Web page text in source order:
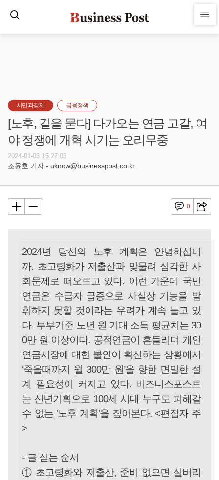
시민과경제 금융정책
[노후, 길을 묻다] 다가오는 연금 고갈, 여
야 정쟁에 개혁 시기는 오리무중
2024-01-03 15:27:03
조윤호 기자 - uknow@businesspost.co.kr
0
2024년 당신의 노후 계획은 안녕하십니
까. 초고령화가 저출산과 맞물려 심각한 사
회문제로 떠오르고 있다. 이런 가운데 국민
연금은 수급자 급증으로 사실상 기능을 발
휘하지 못할 것이라는 우려가 계속 늘고 있
다. 부부기준 노년 월 기대 소득 평균치는 30
0만 원 이상이다. 공적연금이 흔들리며 개인
연금시장에 대한 불안이 확산하는 상황에서
‘죽을때까지 월 300만 원’을 향한 면밀한 설
계 필요성이 커지고 있다. 비즈니스포스트
는 신년기획으로 100세 시대 누구도 피해갈
수 없는 '노후 계획'을 짚어본다. <편집자 주
>
- 글 싣는 순서
① 초고령화와 저출산, 준비 없으면 실버리